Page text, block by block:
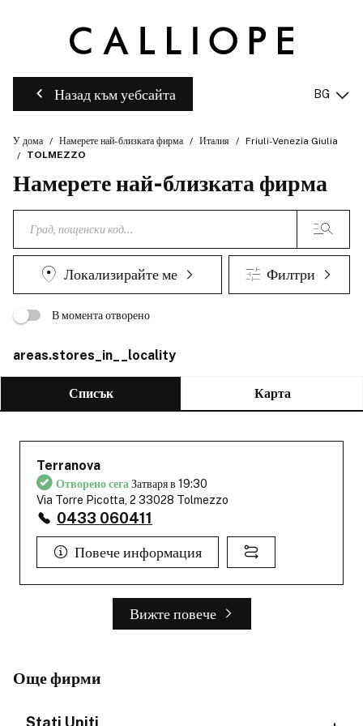
Назад към уебсайта BG
У дома Намерете най-близката фирма Италия
Friuli-Venezia Giulia
TOLMEZZO
Намерете най-близката фирма
Локализирайте ме Филтри
В момента отворено
areas.stores_in__locality
Списък Карта
Terranova
Отворено сега Затваря в 19:30
Via Torre Picotta, 2 33028 Tolmezzo
0433 060411
Повече информация
Вижте повече
Още фирми
Stati Uniti